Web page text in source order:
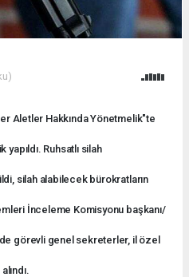
Aletler Hakkında Yönetmelik"te
Ruhsatlı silah
silah alabilecek bürokratların
İnceleme Komisyonu başkanı/
görevli genel sekreterler, il özel